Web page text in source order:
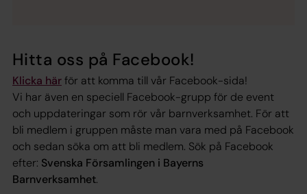
Hitta oss på Facebook!
Klicka härför att komma till vår Facebook-sida!
Vi har även en speciell Facebook-grupp för de event
och uppdateringar som rör vår barnverksamhet. För att
bli medlem i gruppen måste man vara med på Facebook
och sedan söka om att bli medlem. Sök på Facebook
efter: Svenska Församlingen i Bayerns
Barnverksamhet.